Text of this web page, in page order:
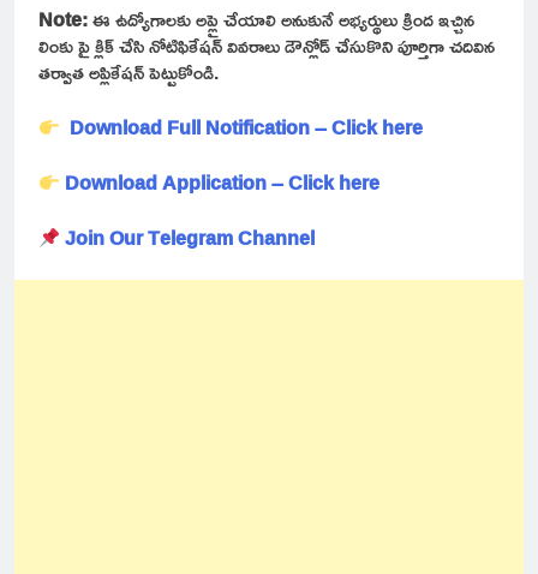
Note:ఈ ఉద్యోగాలకు అప్లై చేయాలి అనుకునే అభ్యర్థులు క్రింద ఇచ్చిన
లింకు పై క్లిక్ చేసి నోటిఫికేషన్ వివరాలు డౌన్లోడ్ చేసుకొని పూర్తిగా చదివిన
తర్వాత అప్లికేషన్ పెట్టుకోండి.
Download Full Notification – Click here
Download Application – Click here
Join Our Telegram Channel